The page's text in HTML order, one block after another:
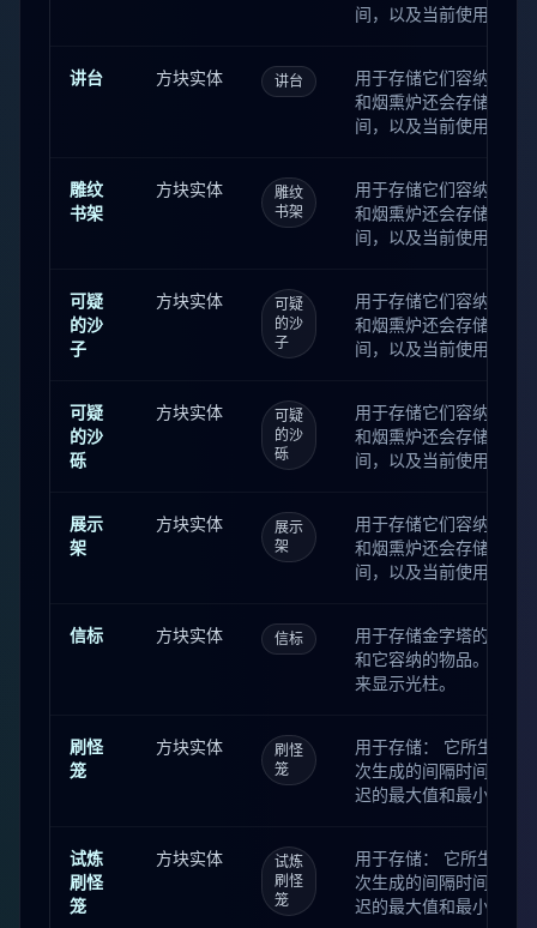
间，以及当前使用的燃
间。 讲台还会存储书目
箱子、陷阱箱和潜影盒
讲台 方块实体 讲台
用于存储它们容纳的物
和烟熏炉还会存储当前
间，以及当前使用的燃
间。 讲台还会存储书目
箱子、陷阱箱和潜影盒
雕纹
书架
方块实体
雕纹
书架
用于存储它们容纳的物
和烟熏炉还会存储当前
间，以及当前使用的燃
间。 讲台还会存储书目
箱子、陷阱箱和潜影盒
可疑
的沙
子
方块实体
可疑
的沙
子
用于存储它们容纳的物
和烟熏炉还会存储当前
间，以及当前使用的燃
间。 讲台还会存储书目
箱子、陷阱箱和潜影盒
可疑
的沙
砾
方块实体
可疑
的沙
砾
用于存储它们容纳的物
和烟熏炉还会存储当前
间，以及当前使用的燃
间。 讲台还会存储书目
箱子、陷阱箱和潜影盒
展示
架
方块实体
展示
架
用于存储它们容纳的物
和烟熏炉还会存储当前
间，以及当前使用的燃
间。 讲台还会存储书目
箱子、陷阱箱和潜影盒
信标 方块实体 信标
用于存储金字塔的层数
和它容纳的物品。同时
来显示光柱。
刷怪
笼
方块实体
刷怪
笼
用于存储： 它所生成的
次生成的间隔时间，以
迟的最大值和最小值。
置来显示在其中的旋转
笼还会记录： 喷出物品
试炼
刷怪
笼
方块实体
试炼
刷怪
笼
用于存储： 它所生成的
次生成的间隔时间，以
迟的最大值和最小值。